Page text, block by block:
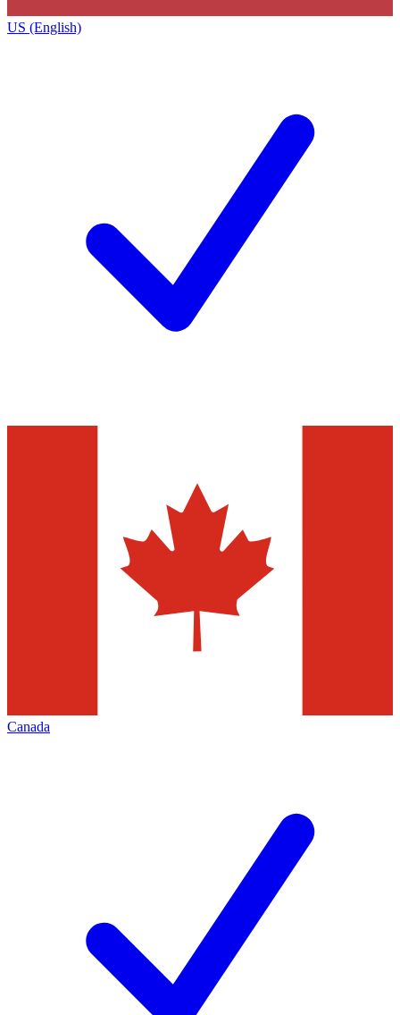
US (English)
Canada